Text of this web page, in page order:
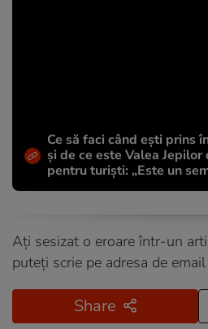
Ce să faci când ești prins
și de ce este Valea
pentru turiști: „Este un
Ați sesizat o eroare într-un
puteți scrie pe adresa de email
Share